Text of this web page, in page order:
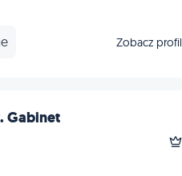
Zobacz profil
Gabinet